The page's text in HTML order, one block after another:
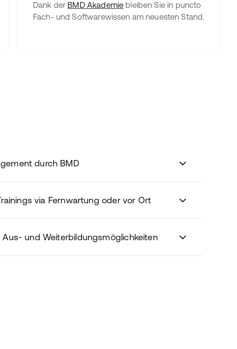
Dank der BMD Akademie bleiben Sie in puncto
Fach- und Softwarewissen am neuesten Stand.
durch BMD
via Fernwartung oder vor Ort
Aus- und Weiterbildungsmöglichkeiten